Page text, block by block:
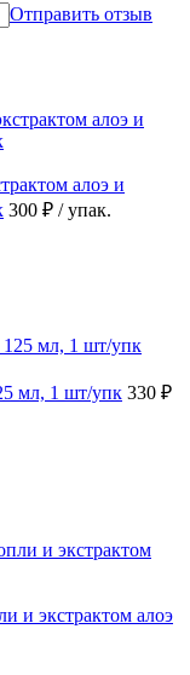
Отправить отзыв
алоэ и
300 ₽ / упак.
мл, 1 шт/упк 330 ₽
и экстрактом алоэ